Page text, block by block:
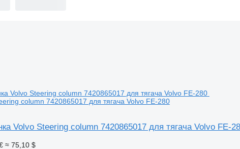
column 7420865017 для тягача Volvo FE-280
Volvo Steering column 7420865017 для тягача Volvo FE-
≈ 75,10 $